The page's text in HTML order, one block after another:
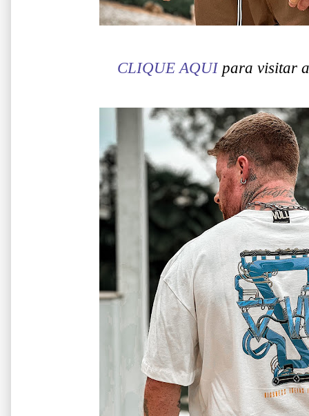
CLIQUE AQUI para visitar